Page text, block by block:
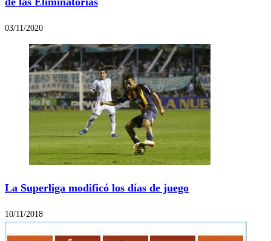
03/11/2020
La Superliga modificó los días de juego
10/11/2018